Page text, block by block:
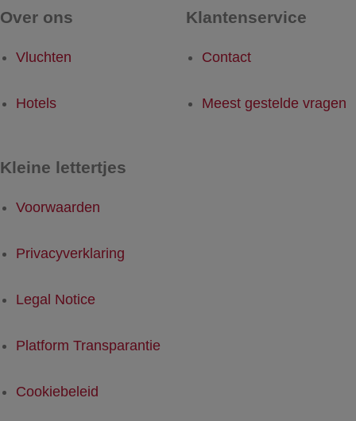
Over ons
Vluchten
Hotels
Klantenservice
Contact
Meest gestelde vragen
Kleine lettertjes
Voorwaarden
Privacyverklaring
Legal Notice
Platform Transparantie
Cookiebeleid